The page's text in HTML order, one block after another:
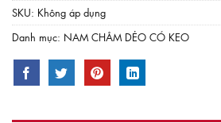
SKU: Không áp dụng
Danh mục: NAM CHÂM DẺO CÓ KEO